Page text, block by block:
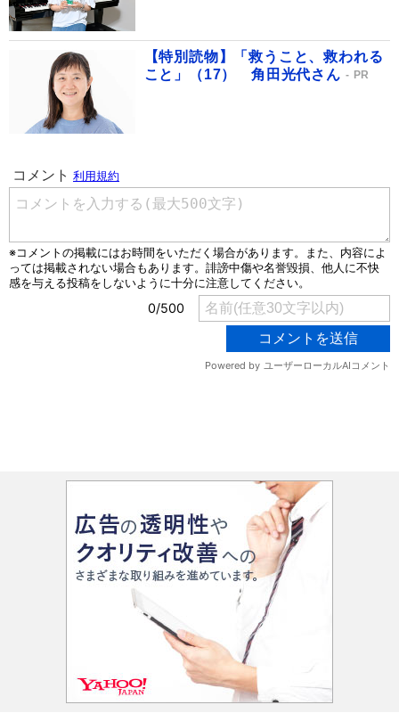
【特別読物】「救うこと、救われる
こと」（17） 角田光代さん
PR